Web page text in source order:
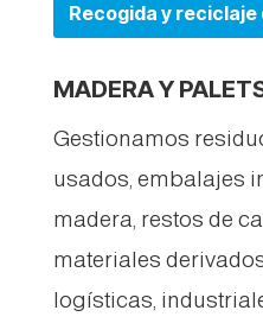
Recogida y
MADERA Y
Gestionamos
usados, embalajes
madera, restos de
materiales
logísticas,